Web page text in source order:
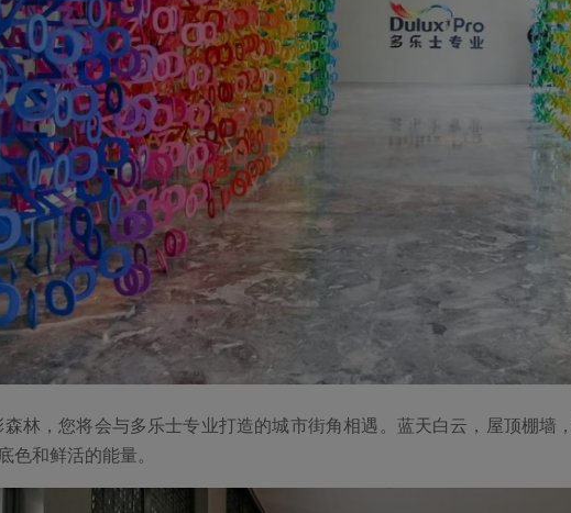
林，您将会与多乐士专业打造的城市街角相遇。蓝天白云，屋顶棚墙
色和鲜活的能量。